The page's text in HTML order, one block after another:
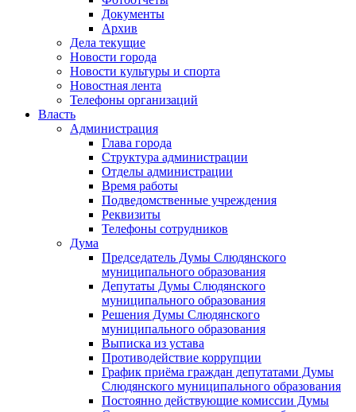
Документы
Архив
Дела текущие
Новости города
Новости культуры и спорта
Новостная лента
Телефоны организаций
Власть
Администрация
Глава города
Структура администрации
Отделы администрации
Время работы
Подведомственные учреждения
Реквизиты
Телефоны сотрудников
Дума
Председатель Думы Слюдянского
муниципального образования
Депутаты Думы Слюдянского
муниципального образования
Решения Думы Слюдянского
муниципального образования
Выписка из устава
Противодействие коррупции
График приёма граждан депутатами Думы
Слюдянского муниципального образования
Постоянно действующие комиссии Думы